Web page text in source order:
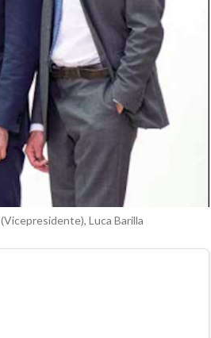
Luca Barilla
A
Agroalimentare
Case history ESG